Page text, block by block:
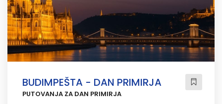
BUDIMPEŠTA - DAN PRIMIRJA
PUTOVANJA ZA DAN PRIMIRJA